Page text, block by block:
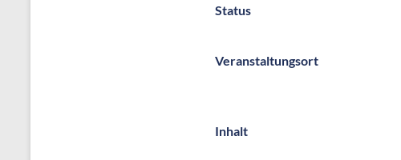
Status
Veranstaltungsort
Inhalt